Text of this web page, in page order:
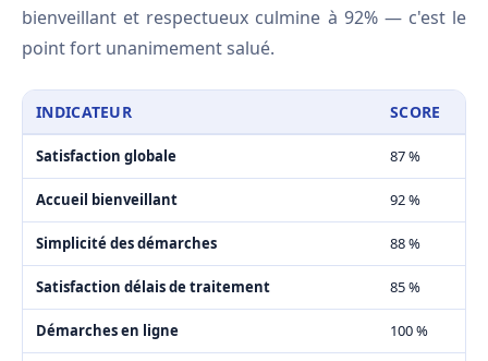
bienveillant et respectueux culmine à 92% — c'est le
point fort unanimement salué.
INDICATEUR SCORE
Satisfaction globale 87 %
Accueil bienveillant 92 %
Simplicité des démarches 88 %
Satisfaction délais de traitement 85 %
Démarches en ligne 100 %